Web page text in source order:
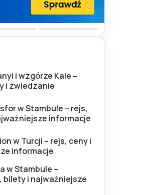
i wzgórze Kale –
i zwiedzanie
w Stambule – rejs,
informacje
w Turcji – rejs, ceny i
informacje
w Stambule –
bilety i najważniejsze